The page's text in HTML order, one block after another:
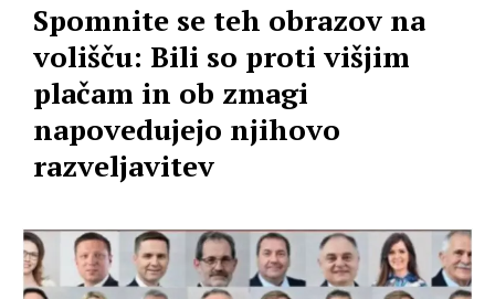
Spomnite se teh obrazov na
volišču: Bili so proti višjim
plačam in ob zmagi
napovedujejo njihovo
razveljavitev